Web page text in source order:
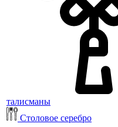
талисманы
Столовое серебро